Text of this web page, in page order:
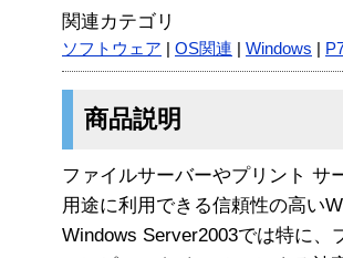
関連カテゴリ
ソフトウェア OS関連 Windows
商品説明
ファイルサーバーやプリント サ
用途に利用できる信頼性の高い
Windows Server2003では特に